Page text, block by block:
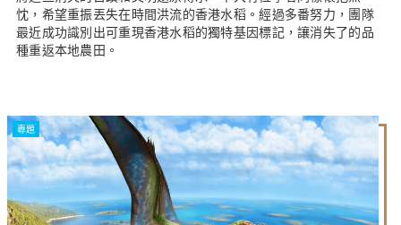
忱，希望重振丟失在時間洪流的香港水稻。經過多番努力，團隊
最近成功識別出可重現香港水稻的獨特基因標記，讓消失了的品
種重返本地農田。
專題